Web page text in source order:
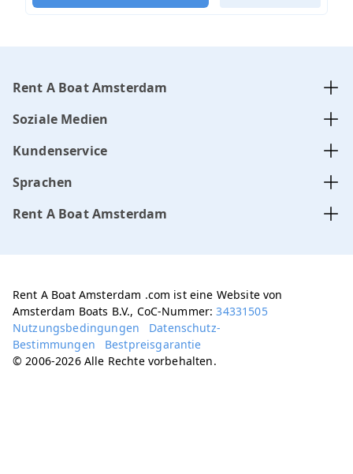
Rent A Boat Amsterdam
Soziale Medien
Kundenservice
Sprachen
Rent A Boat Amsterdam
Rent A Boat Amsterdam .com ist eine Website von
Amsterdam Boats B.V., CoC-Nummer:34331505
Nutzungsbedingungen
Datenschutz-
Bestimmungen
Bestpreisgarantie
© 2006-2026 Alle Rechte vorbehalten.